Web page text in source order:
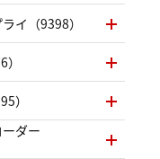
イ（9398）
）
ダー